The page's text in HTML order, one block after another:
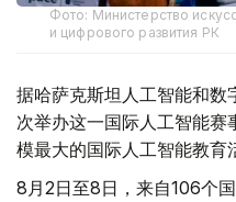
Фото: Министерство
и цифрового развития РК
据哈萨克斯坦人工智能和数
次举办这一国际人工智能
模最大的国际人工智能教育
8月2日至8日，来自106个